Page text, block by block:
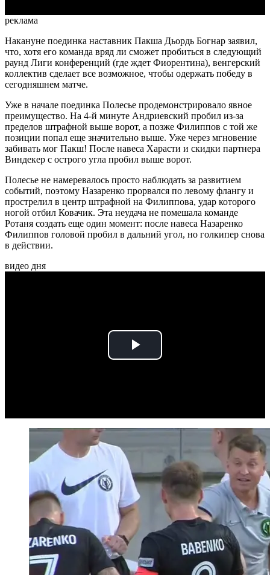
реклама
Накануне поединка наставник Пакша Дьордь Богнар заявил,
что, хотя его команда вряд ли сможет пробиться в следующий
раунд Лиги конференций (где ждет Фиорентина), венгерский
коллектив сделает все возможное, чтобы одержать победу в
сегодняшнем матче.
Уже в начале поединка Полесье продемонстрировало явное
преимущество. На 4-й минуте Андриевский пробил из-за
пределов штрафной выше ворот, а позже Филиппов с той же
позиции попал еще значительно выше. Уже через мгновение
забивать мог Пакш! После навеса Харасти и скидки партнера
Виндекер с острого угла пробил выше ворот.
Полесье не намеревалось просто наблюдать за развитием
событий, поэтому Назаренко прорвался по левому флангу и
прострелил в центр штрафной на Филиппова, удар которого
ногой отбил Ковачик. Эта неудача не помешала команде
Ротаня создать еще один момент: после навеса Назаренко
Филиппов головой пробил в дальний угол, но голкипер снова
в действии.
видео дня
Play